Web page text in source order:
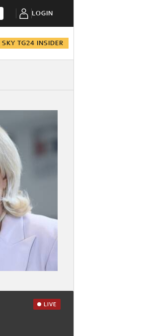
LOGIN
SKY TG24 INSIDER
LIVE